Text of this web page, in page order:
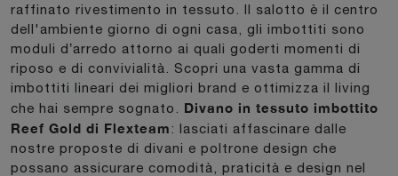
raffinato rivestimento in tessuto. Il salotto è il centro
dell'ambiente giorno di ogni casa, gli imbottiti sono
moduli d’arredo attorno ai quali goderti momenti di
riposo e di convivialità. Scopri una vasta gamma di
imbottiti lineari dei migliori brand e ottimizza il living
che hai sempre sognato. Divano in tessuto imbottito
Reef Gold di Flexteam: lasciati affascinare dalle
nostre proposte di divani e poltrone design che
possano assicurare comodità, praticità e design nel